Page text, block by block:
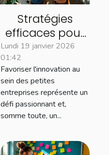
Stratégies
efficaces pour
soutenir
l'innovation
dans les petites
entreprises
Lundi 19 janvier 2026
01:42
Favoriser l'innovation au
sein des petites
entreprises représente un
défi passionnant et,
somme toute, un...